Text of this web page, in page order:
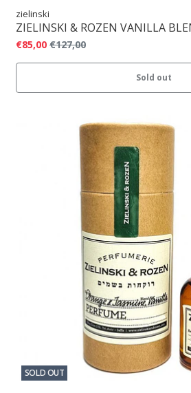
zielinski
ZIELINSKI & ROZEN VANILLA
€85,00 €127,00
Sold out
SOLD OUT